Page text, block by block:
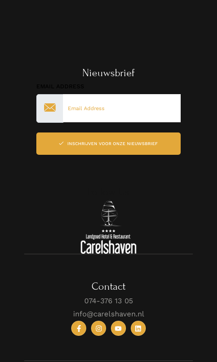
Nieuwsbrief
INSCHRIJVEN VOOR ONZE NIEUWSBRIEF
Contact
074-376 13 05
info@carelshaven.nl